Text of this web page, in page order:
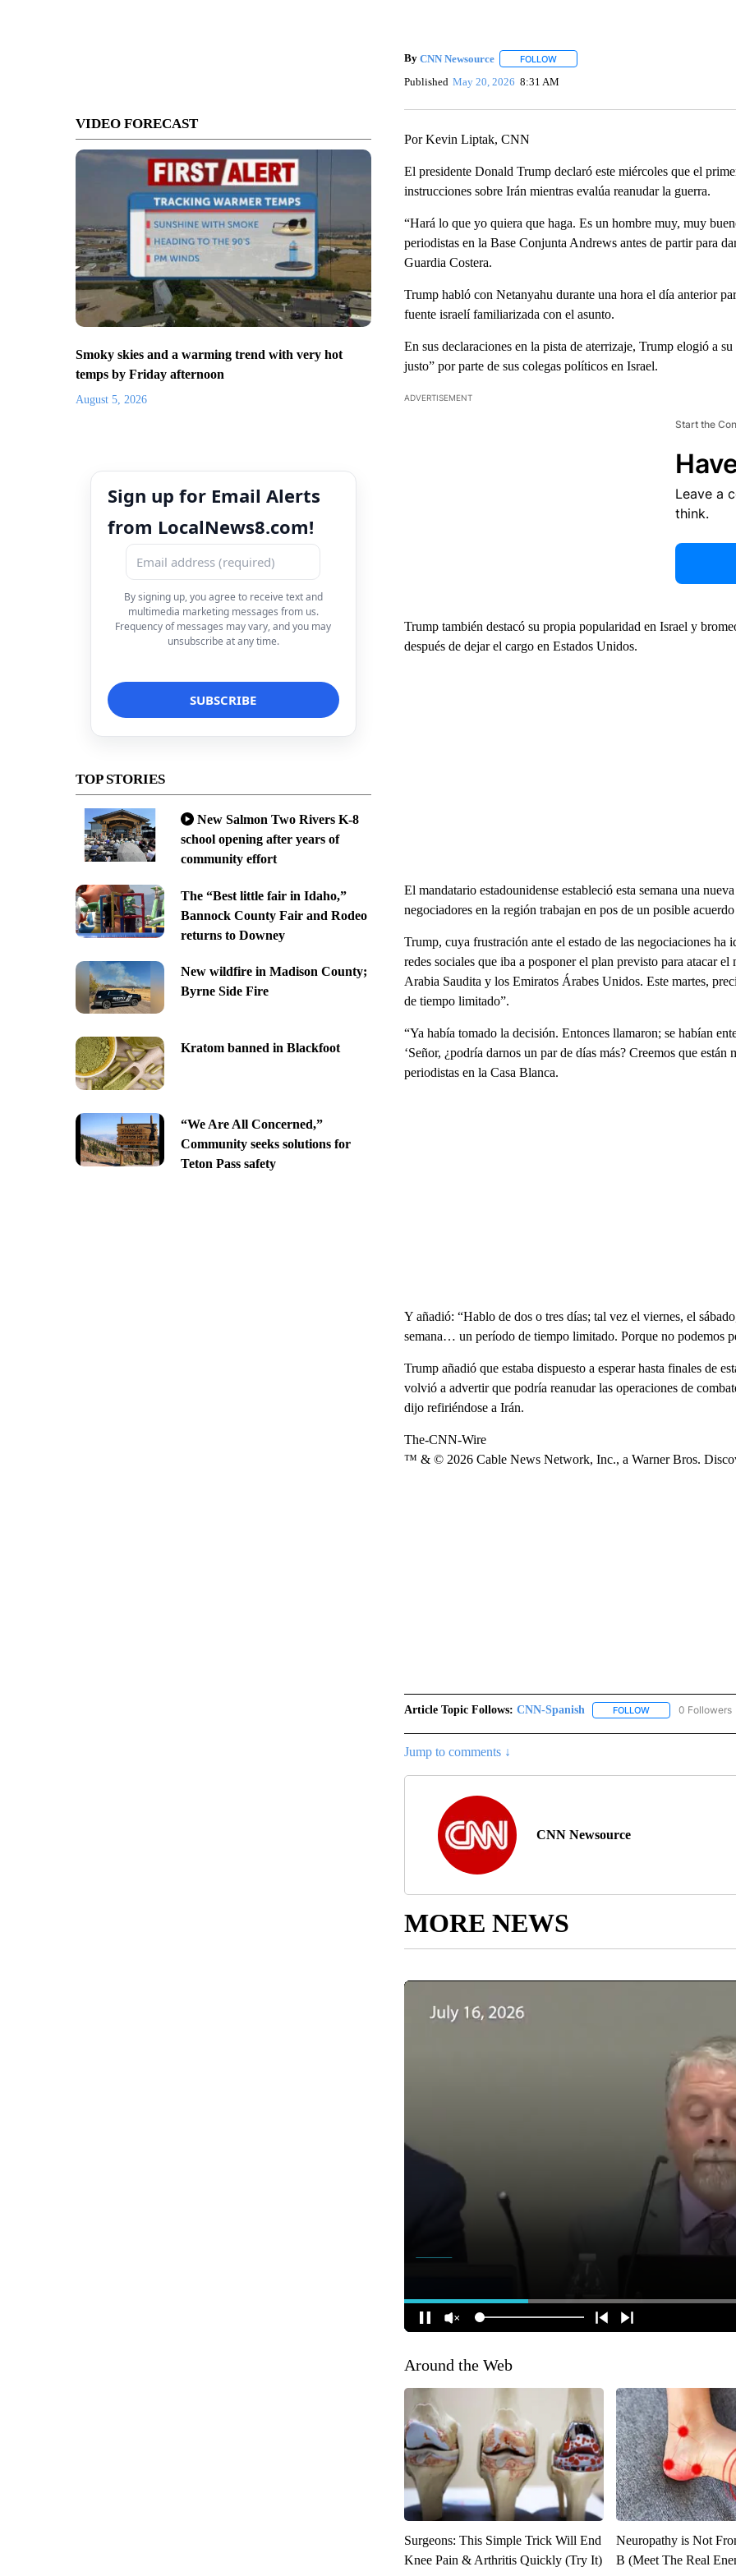
VIDEO FORECAST
Smoky skies and a warming trend with very hot
temps by Friday afternoon
August 5, 2026
Sign up for Email Alerts
from LocalNews8.com!
By signing up, you agree to receive text and
multimedia marketing messages from us.
Frequency of messages may vary, and you may
unsubscribe at any time.
TOP STORIES
New Salmon Two Rivers K-8
school opening after years of
community effort
The “Best little fair in Idaho,”
Bannock County Fair and Rodeo
returns to Downey
New wildfire in Madison County;
Byrne Side Fire
Kratom banned in Blackfoot
“We Are All Concerned,”
Community seeks solutions for
Teton Pass safety
By CNN Newsource FOLLOWFOLLOW "" TO RECEIVE NOTIFICATIONS
Published May 20, 2026 8:31 AM
Por Kevin Liptak, CNN
El presidente Donald Trump declaró este miércoles que el
instrucciones sobre Irán mientras evalúa reanudar la guerra.
“Hará lo que yo quiera que haga. Es un hombre muy, muy
periodistas en la Base Conjunta Andrews antes de partir para
Guardia Costera.
Trump habló con Netanyahu durante una hora el día anterior
fuente israelí familiarizada con el asunto.
En sus declaraciones en la pista de aterrizaje, Trump elogió a
justo” por parte de sus colegas políticos en Israel.
ADVERTISEMENT
Start the
Leave a
think.
Trump también destacó su propia popularidad en Israel y
después de dejar el cargo en Estados Unidos.
El mandatario estadounidense estableció esta semana una
negociadores en la región trabajan en pos de un posible
Trump, cuya frustración ante el estado de las negociaciones
redes sociales que iba a posponer el plan previsto para atacar
Arabia Saudita y los Emiratos Árabes Unidos. Este martes,
de tiempo limitado”.
“Ya había tomado la decisión. Entonces llamaron; se habían
‘Señor, ¿podría darnos un par de días más? Creemos que
periodistas en la Casa Blanca.
Y añadió: “Hablo de dos o tres días; tal vez el viernes, el
semana… un período de tiempo limitado. Porque no podemos
Trump añadió que estaba dispuesto a esperar hasta finales de
volvió a advertir que podría reanudar las operaciones de
dijo refiriéndose a Irán.
The-CNN-Wire
™ & © 2026 Cable News Network, Inc., a Warner Bros.
Article Topic Follows: CNN-Spanish FOLLOWFOLLOW "CNN-
0 Followers
Jump to comments ↓
CNN Newsource
MORE NEWS
Around the Web
Surgeons: This Simple Trick Will End
Knee Pain & Arthritis Quickly (Try It)
Neuropathy is Not
B (Meet The Real